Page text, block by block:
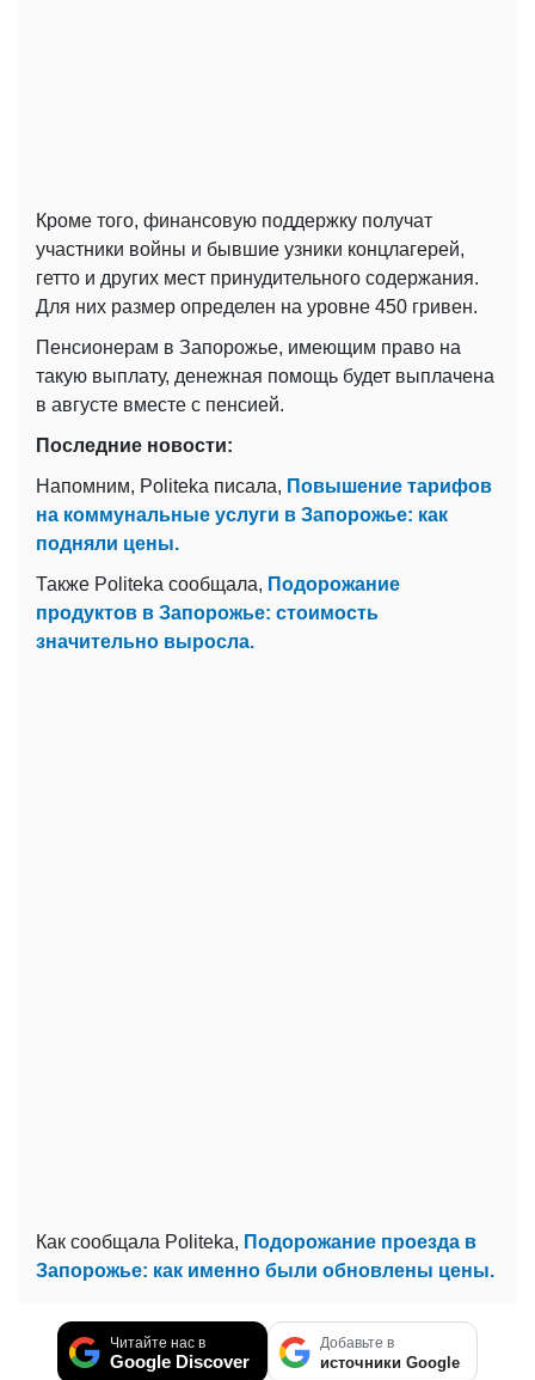
Кроме того, финансовую поддержку получат
участники войны и бывшие узники концлагерей,
гетто и других мест принудительного содержания.
Для них размер определен на уровне 450 гривен.
Пенсионерам в Запорожье, имеющим право на
такую ​​выплату, денежная помощь будет выплачена
в августе вместе с пенсией.
Последние новости:
Напомним, Politeka писала, Повышение тарифов
на коммунальные услуги в Запорожье: как
подняли цены.
Также Politeka сообщала, Подорожание
продуктов в Запорожье: стоимость
значительно выросла.
Как сообщала Politeka, Подорожание проезда в
Запорожье: как именно были обновлены цены.
Читайте нас в
Google Discover
Добавьте в
источники Google